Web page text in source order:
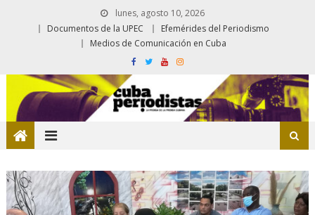
lunes, agosto 10, 2026
Documentos de la UPEC
Efemérides del Periodismo
Medios de Comunicación en Cuba